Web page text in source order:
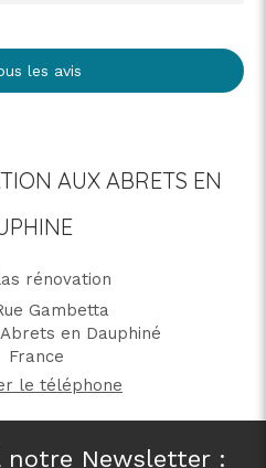
les avis
AUX ABRETS EN
rénovation
Gambetta
en Dauphiné
France
le téléphone
notre Newsletter :